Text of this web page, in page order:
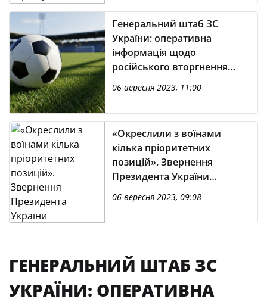
Генеральний штаб ЗС
України: оперативна
інформація щодо
російського вторгнення
06 вересня 2023, 11:00
«Окреслили з воїнами
кілька пріоритетних
позицій». Звернення
Президента України
06 вересня 2023, 09:08
ГЕНЕРАЛЬНИЙ ШТАБ ЗС
УКРАЇНИ: ОПЕРАТИВНА